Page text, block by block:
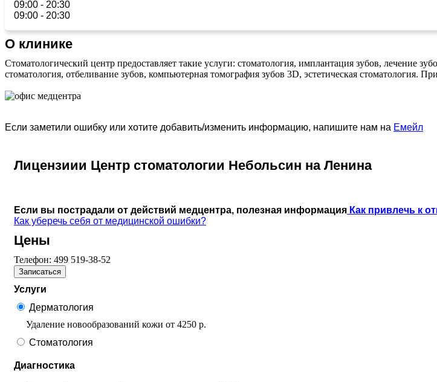
09:00 - 20:30
09:00 - 20:30
О клинике
Стоматологический центр предоставляет такие услуги: стоматология, имплантация зубов, лечение
стоматология, отбеливание зубов, компьютерная томография зубов 3D, эстетическая стоматология.
Если заметили ошибку или хотите добавить/изменить информацию, напишите нам на Емейл
Лицензиии Центр стоматологии Небольсин на Ленина
Если вы пострадали от действий медцентра, полезная информация Как привлечь к
Как уберечь себя от медицинской ошибки?
Цены
Телефон: 499 519-38-52
Записаться
Услуги
Дерматология
Удаление новообразований кожи от 4250 р.
Стоматология
Диагностика